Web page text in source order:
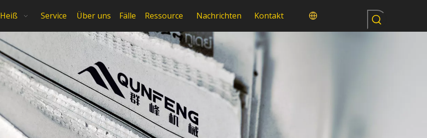
Heiß Service Über uns Fälle Ressource Nachrichten Kontakt